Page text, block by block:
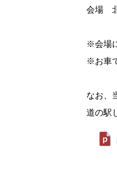
会場
※会場
※お車
なお、
道の駅